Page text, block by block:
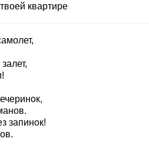
квартире
запинок!